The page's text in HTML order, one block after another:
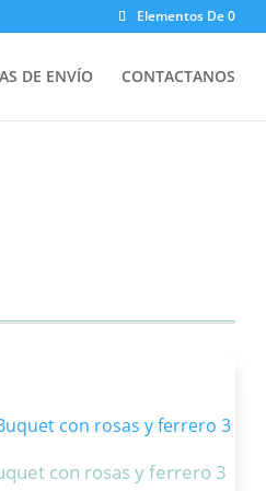
Elementos De 0
DE ENVÍO CONTACTANOS
con rosas y ferrero 3